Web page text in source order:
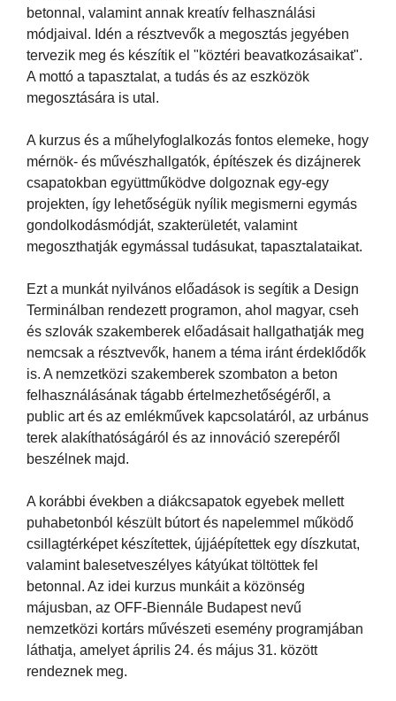
betonnal, valamint annak kreatív felhasználási
módjaival. Idén a résztvevők a megosztás jegyében
tervezik meg és készítik el "köztéri beavatkozásaikat".
A mottó a tapasztalat, a tudás és az eszközök
megosztására is utal.
A kurzus és a műhelyfoglalkozás fontos elemeke, hogy
mérnök- és művészhallgatók, építészek és dizájnerek
csapatokban együttműködve dolgoznak egy-egy
projekten, így lehetőségük nyílik megismerni egymás
gondolkodásmódját, szakterületét, valamint
megoszthatják egymással tudásukat, tapasztalataikat.
Ezt a munkát nyilvános előadások is segítik a Design
Terminálban rendezett programon, ahol magyar, cseh
és szlovák szakemberek előadásait hallgathatják meg
nemcsak a résztvevők, hanem a téma iránt érdeklődők
is. A nemzetközi szakemberek szombaton a beton
felhasználásának tágabb értelmezhetőségéről, a
public art és az emlékművek kapcsolatáról, az urbánus
terek alakíthatóságáról és az innováció szerepéről
beszélnek majd.
A korábbi években a diákcsapatok egyebek mellett
puhabetonból készült bútort és napelemmel működő
csillagtérképet készítettek, újjáépítettek egy díszkutat,
valamint balesetveszélyes kátyúkat töltöttek fel
betonnal. Az idei kurzus munkáit a közönség
májusban, az OFF-Biennále Budapest nevű
nemzetközi kortárs művészeti esemény programjában
láthatja, amelyet április 24. és május 31. között
rendeznek meg.